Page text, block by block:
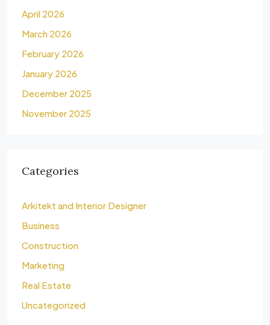
April 2026
March 2026
February 2026
January 2026
December 2025
November 2025
Categories
Arkitekt and Interior Designer
Business
Construction
Marketing
Real Estate
Uncategorized